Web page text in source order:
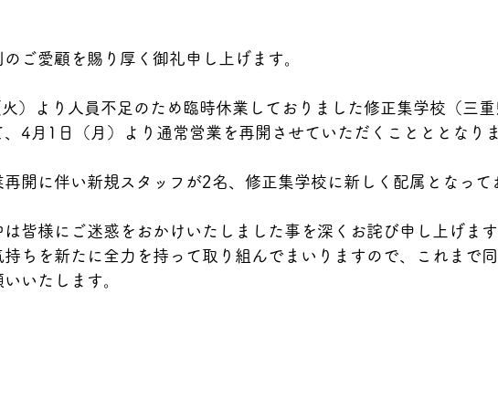
ご愛顧を賜り厚く御礼申し上げます。
）より人員不足のため臨時休業しておりました修正集学校（三
、4月1日（月）より通常営業を再開させていただくことととなり
再開に伴い新規スタッフが2名、修正集学校に新しく配属となって
は皆様にご迷惑をおかけいたしました事を深くお詫び申し上げま
持ちを新たに全力を持って取り組んでまいりますので、これまで
いたします。